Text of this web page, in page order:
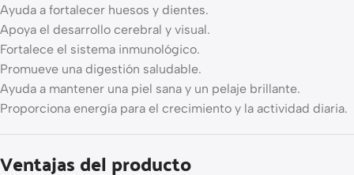
Ayuda a fortalecer huesos y dientes.
Apoya el desarrollo cerebral y visual.
Fortalece el sistema inmunológico.
Promueve una digestión saludable.
Ayuda a mantener una piel sana y un pelaje brillante.
Proporciona energía para el crecimiento y la actividad diaria.
Ventajas del producto